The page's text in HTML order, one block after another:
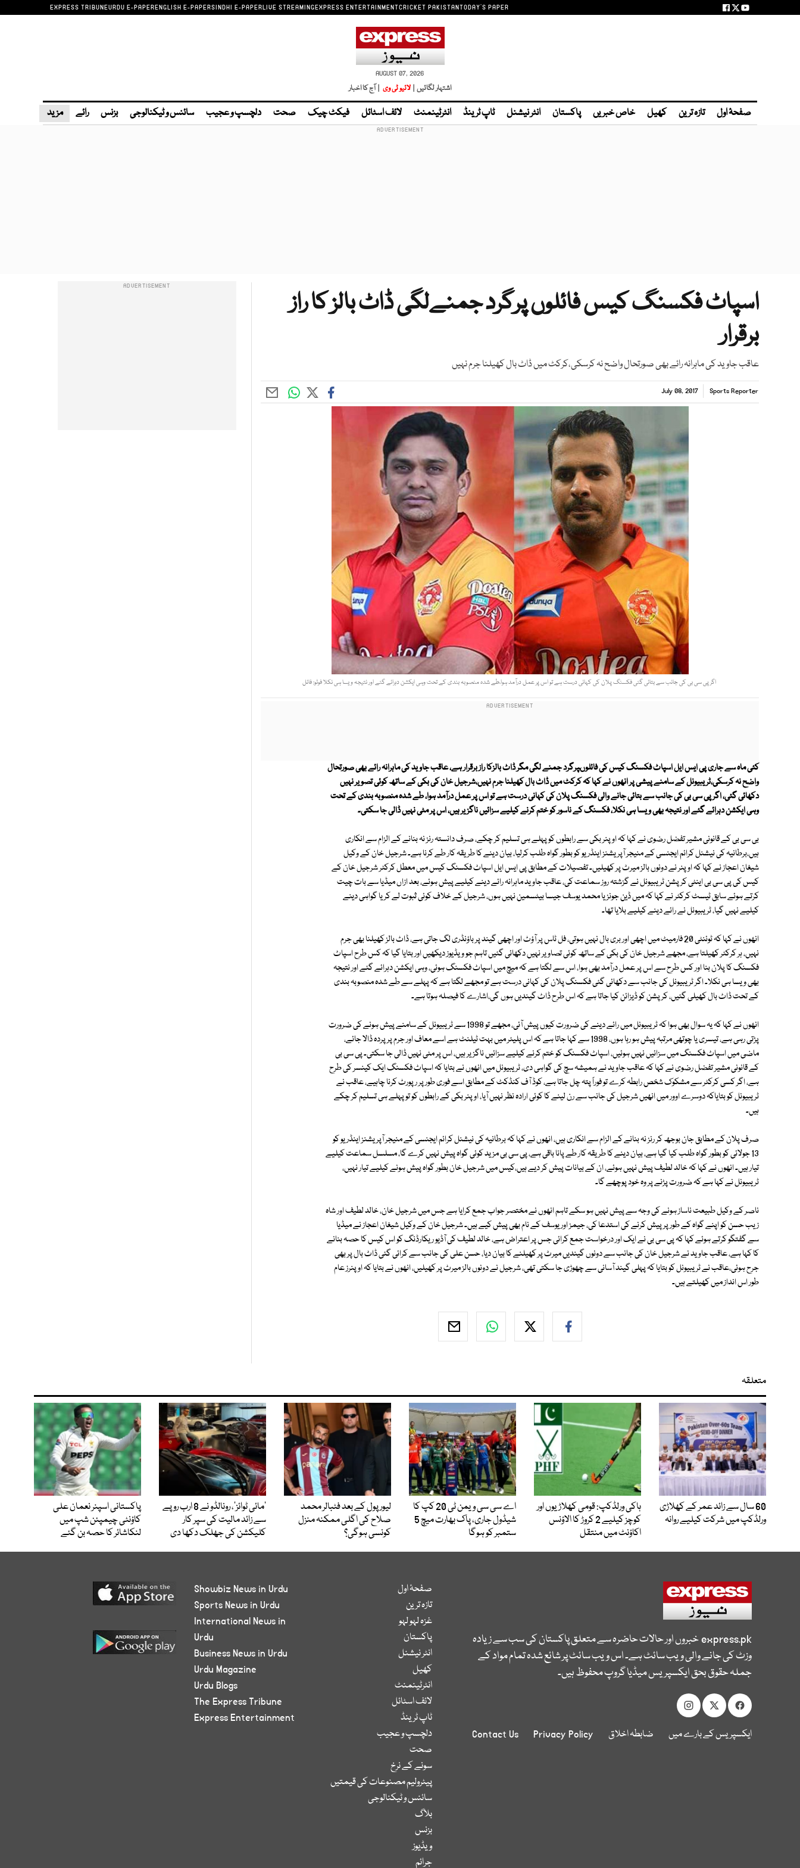
EXPRESS TRIBUNEURDU E-PAPERENGLISH E-PAPERSINDHI E-PAPERLIVE STREAMINGEXPRESS ENTERTAINMENTCRICKET PAKISTANTODAY'S PAPER
AUGUST 07, 2026
اشتہار لگائیں | لائیو ٹی وی | آج کا اخبار
صفحۂ اول تازہ ترین کھیل خاص خبریں پاکستان انٹر نیشنل ٹاپ ٹرینڈ انٹرٹینمنٹ لائف اسٹائل فیکٹ چیک صحت دلچسپ و عجیب سائنس و ٹیکنالوجی بزنس رائے مزید
اسپاٹ فکسنگ کیس فائلوں پرگرد جمنےلگی ڈاٹ بالز کا راز
برقرار
عاقب جاوید کی ماہرانہ رائے بھی صورتحال واضح نہ کرسکی،کرکٹ میں ڈاٹ بال کھیلنا جرم نہیں
Sports Reporter
July 08, 2017
اگر پی سی بی کی جانب سے بتائی گئی فکسنگ پلان کی کہانی درست ہے تو اس پر عمل درآمد ہوا،طے شدہ منصوبہ بندی کے تحت وہی ایکشن دہرائے گئے اور نتیجہ ویسا ہی نکلا فوٹو: فائل
کئی ماہ سے جاری پی ایس ایل اسپاٹ فکسنگ کیس کی فائلوںپرگرد جمنے لگی مگر ڈاٹ بالزکا راز برقرار ہے، عاقب جاوید کی ماہرانہ رائے بھی صورتحال
واضح نہ کرسکی،ٹریبیونل کے سامنے پیشی پر انھوں نے کہا کہ کرکٹ میں ڈاٹ بال کھیلنا جرم نہیں،شرجیل خان کی بکی کے ساتھ کوئی تصویر نہیں
دکھائی گئی، اگر پی سی بی کی جانب سے بتائی جانے والی فکسنگ پلان کی کہانی درست ہے تو اس پر عمل درآمد ہوا، طے شدہ منصوبہ بندی کے تحت
وہی ایکشن دہرائے گئے اور نتیجہ بھی ویسا ہی نکلا، فکسنگ کے ناسور کو ختم کرنے کیلیے سزائیں ناگزیر ہیں، اس پر مٹی نہیں ڈالی جا سکتی۔
بی سی بی کے قانونی مشیر تفضل رضوی نے کہا کہ اوپنر بکی سے رابطوں کو پہلے ہی تسلیم کر چکے، صرف دانستہ رنز نہ بنانے کے الزام سے انکاری
ہیں،برطانیہ کی نیشنل کرائم ایجنسی کے منیجر آپریشنز اینڈریو کو بطور گواہ طلب کرلیا، بیان دینے کا طریقہ کار طے کرنا ہے۔ شرجیل خان کے وکیل
شیغان اعجاز نے کہا کہ اوپنر نے دونوں بالز میرٹ پر کھیلیں۔ تفصیلات کے مطابق پی ایس ایل اسپاٹ فکسنگ کیس میں معطل کرکٹر شرجیل خان کے
کیس کی پی سی بی اینٹی کرپشن ٹریبیونل نے گزشتہ روز سماعت کی، عاقب جاوید ماہرانہ رائے دینے کیلیے پیش ہوئے، بعد ازاں میڈیا سے بات چیت
کرتے ہوئے سابق ٹیسٹ کرکٹر نے کہا کہ میں ڈین جونز یا محمد یوسف جیسا بیٹسمین نہیں ہوں، شرجیل کے خلاف کوئی ثبوت لے کر یا گواہی دینے
کیلیے نہیں گیا، ٹریبیونل نے رائے دینے کیلیے بلایا تھا۔
انھوں نے کہا کہ ٹوئنٹی 20 فارمیٹ میں اچھی اور بری بال نہیں ہوتی، فل ٹاس پر آؤٹ اور اچھی گیند پر باؤنڈری لگ جاتی ہے، ڈاٹ بالز کھیلنا بھی جرم
نہیں، ہر کرکٹر کھیلتا ہے، مجھے شرجیل خان کی بکی کے ساتھ کوئی تصاویر نہیں دکھائی گئیں تاہم جو ویڈیوز دیکھیں اور بتایا گیا کہ کس طرح اسپاٹ
فکسنگ کا پلان بنا اور کس طرح سے اس پر عمل درآمد بھی ہوا، اس سے لگتا ہے کہ میچ میں اسپاٹ فکسنگ ہوئی، وہی ایکشن دہرائے گئے اور نتیجہ
بھی ویسا ہی نکلا۔ اگر ٹریبیونل کی جانب سے دکھائی گئی فکسنگ پلان کی کہانی درست ہے تو مجھے لگتا ہے کہ پہلے سے طے شدہ منصوبہ بندی
کے تحت ڈاٹ بال کھیلی گئیں، کرپشن کو ڈیزائن کیا جاتا ہے کہ اس طرح ڈاٹ گیندیں ہوں گی،اشارے کا فیصلہ ہوتا ہے۔
انھوں نے کہا کہ یہ سوال بھی ہوا کہ ٹریبیونل میں رائے دینے کی ضرورت کیوں پیش آئی، مجھے تو 1998 سے ٹریبیونل کے سامنے پیش ہونے کی ضرورت
پڑتی رہی ہے، تیسری یا چوتھی مرتبہ پیش ہو رہا ہوں، 1998 سے کہا جاتا ہے کہ اس پلیئر میں بہت ٹیلنٹ ہے اسے معاف اور جرم پر پردہ ڈالا جائے،
ماضی میں اسپاٹ فکسنگ میں سزائیں نہیں ہوئیں، اسپاٹ فکسنگ کو ختم کرنے کیلیے سزائیں ناگزیر ہیں، اس پر مٹی نہیں ڈالی جا سکتی۔ پی سی بی
کے قانونی مشیر تفضل رضوی نے کہا کہ عاقب جاوید نے ہمیشہ سچ کی گواہی دی، ٹریبیونل میں انھوں نے بتایا کہ اسپاٹ فکسنگ ایک کینسر کی طرح
ہے، اگر کسی کرکٹر سے مشکوک شخص رابطہ کرے تو فوراً پتہ چل جاتا ہے، کوڈ آف کنڈکٹ کے مطابق اسے فوری طور پر رپورٹ کرنا چاہیے، عاقب نے
ٹریبیونل کو بتایاکہ دوسرے اوور میں انھیں شرجیل کی جانب سے رن لینے کا کوئی ارادہ نظر نہیں آیا، اوپنر بکی کے رابطوں کو تو پہلے ہی تسلیم کر چکے
ہیں۔
صرف پلان کے مطابق جان بوجھ کر رنز نہ بنانے کے الزام سے انکاری ہیں، انھوں نے کہا کہ برطانیہ کی نیشنل کرائم ایجنسی کے منیجر آپریشنز اینڈریو کو
13 جولائی کو بطور گواہ طلب کیا گیا ہے، بیان دینے کا طریقہ کار طے پانا باقی ہے، پی سی بی مزید کوئی گواہ پیش نہیں کرے گا، مسلسل سماعت کیلیے
تیار ہیں۔ انھوں نے کہا کہ خالد لطیف پیش نہیں ہوئے، ان کے بیانات پیش کر دیے ہیں،کیس میں شرجیل خان بطور گواہ پیش ہونے کیلیے تیار نہیں،
ٹریبیونل نے کہا ہے کہ ضرورت پڑنے پر وہ خود پوچھے گا۔
ناصر کے وکیل طبیعت ناساز ہونے کی وجہ سے پیش نہیں ہو سکے تاہم انھوں نے مختصر جواب جمع کرایا ہے جس میں شرجیل خان، خالد لطیف اور شاہ
زیب حسن کو اپنے گواہ کے طور پر پیش کرنے کی استدعا کی، جیمز اور یوسف کے نام بھی پیش کیے ہیں۔ شرجیل خان کے وکیل شیغان اعجاز نے میڈیا
سے گفتگو کرتے ہوئے کہا کہ پی سی بی نے ایک اور درخواست جمع کرائی جس پر اعتراض ہے، خالد لطیف کی آڈیو ریکارڈنگ کو اس کیس کا حصہ بنانے
کا کہا ہے، عاقب جاوید نے شرجیل خان کی جانب سے دونوں گیندیں میرٹ پر کھیلنے کا بیان دیا، حسن علی کی جانب سے کرائی گئی ڈاٹ بال پر بھی
جرح ہوئی،عاقب نے ٹریبیونل کو بتایا کہ پہلی گیند آسانی سے چھوڑی جا سکتی تھی، شرجیل نے دونوں بالز میرٹ پر کھیلیں، انھوں نے بتایا کہ اوپنرز عام
طور اس انداز میں کھیلتے ہیں۔
متعلقہ
60 سال سے زائد عمر کے کھلاڑی
ورلڈکپ میں شرکت کیلیے روانہ
ہاکی ورلڈکپ: قومی کھلاڑیوں اور
کوچز کیلیے 2 کروڑ کا الاؤنس
اکاؤنٹ میں منتقل
اے سی سی ویمن ٹی 20 کپ کا
شیڈول جاری، پاک بھارت میچ 5
ستمبر کو ہوگا
لیور پول کے بعد فٹبالر محمد
صلاح کی اگلی ممکنہ منزل
کونسی ہوگی؟
’مائی ٹوائز‘، رونالڈو نے 8 ارب روپے
سے زائد مالیت کی سپر کار
کلیکشن کی جھلک دکھا دی
پاکستانی اسپنر نعمان علی
کاؤنٹی چیمپئن شپ میں
لنکاشائر کا حصہ بن گئے
express.pkخبروں اور حالات حاضرہ سے متعلق پاکستان کی سب سے زیادہ
وزٹ کی جانے والی ویب سائٹ ہے۔ اس ویب سائٹ پر شائع شدہ تمام مواد کے
جملہ حقوق بحق ایکسپریس میڈیا گروپ محفوظ ہیں۔
ایکسپریس کے بارے میں ضابطہ اخلاق Privacy Policy
Contact Us
صفحۂ اول
تازہ ترین
غزہ لہو لہو
پاکستان
انٹر نیشنل
کھیل
انٹرٹینمنٹ
لائف اسٹائل
ٹاپ ٹرینڈ
دلچسپ و عجیب
صحت
سونے کے نرخ
پیٹرولیم مصنوعات کی قیمتیں
سائنس و ٹیکنالوجی
بلاگ
بزنس
ویڈیوز
جرائم
Showbiz News in Urdu
Sports News in Urdu
International News in
Urdu
Business News in Urdu
Urdu Magazine
Urdu Blogs
The Express Tribune
Express Entertainment